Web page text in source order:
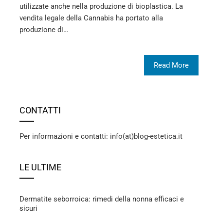
utilizzate anche nella produzione di bioplastica. La
vendita legale della Cannabis ha portato alla
produzione di…
Read More
CONTATTI
Per informazioni e contatti: info(at)blog-estetica.it
LE ULTIME
Dermatite seborroica: rimedi della nonna efficaci e
sicuri